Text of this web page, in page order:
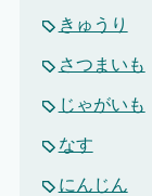
きゅうり
さつまいも
じゃがいも
なす
にんじん